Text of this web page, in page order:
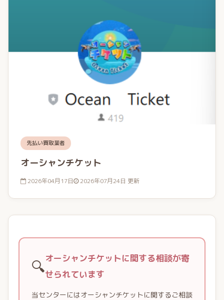
先払い買取業者
オーシャンチケット
2026年04月17日 2026年07月24日 更新
🔍オーシャンチケットに関する相談が寄
せられています
当センターにはオーシャンチケットに関するご相談